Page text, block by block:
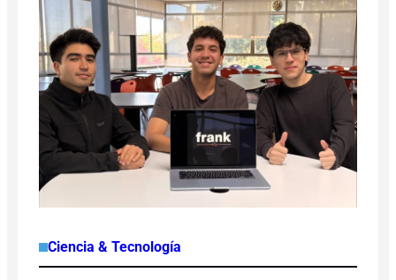
Ciencia & Tecnología